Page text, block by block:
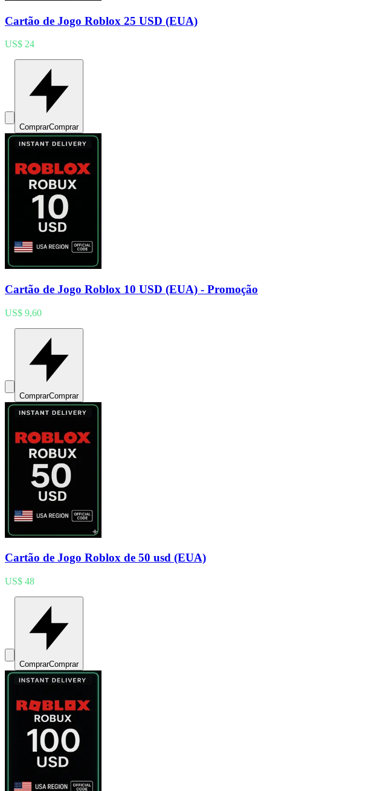
Cartão de Jogo Roblox 25 USD (EUA)
US$ 24
ComprarComprar
Cartão de Jogo Roblox 10 USD (EUA) - Promoção
US$ 9,60
ComprarComprar
Cartão de Jogo Roblox de 50 usd (EUA)
US$ 48
ComprarComprar